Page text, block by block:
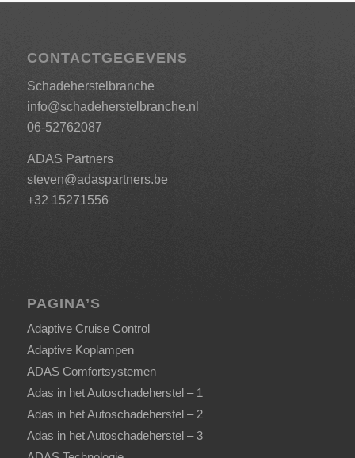
CONTACTGEGEVENS
Schadeherstelbranche
info@schadeherstelbranche.nl
06-52762087
ADAS Partners
steven@adaspartners.be
+32 15271556
PAGINA’S
Adaptive Cruise Control
Adaptive Koplampen
ADAS Comfortsystemen
Adas in het Autoschadeherstel – 1
Adas in het Autoschadeherstel – 2
Adas in het Autoschadeherstel – 3